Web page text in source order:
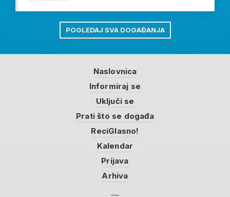
POGLEDAJ SVA DOGAĐANJA
Naslovnica
Informiraj se
Uključi se
Prati što se događa
ReciGlasno!
Kalendar
Prijava
Arhiva